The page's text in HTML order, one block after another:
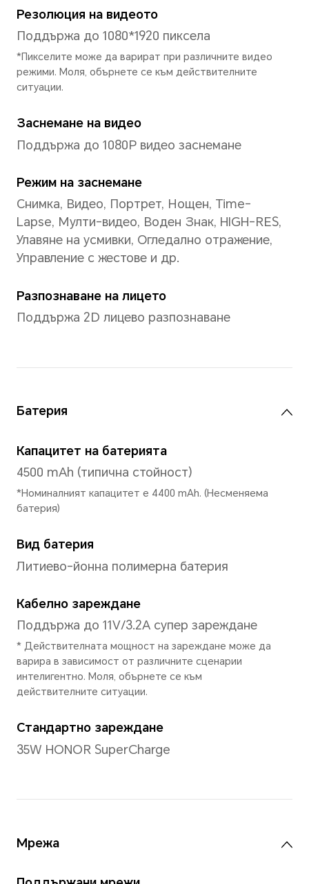
Система
Операционна система
MagicUI 8.0 (базиран на
Потребителски интерфейс
MagicOS 8.0
8GB+256GB
Основна камера
Основна камера
широкообхватна и
*Снимковите и видео пикселите
към действителните ситуации.